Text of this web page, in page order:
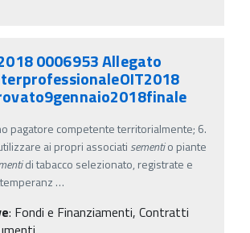
0006953 Allegato
pagatore competente territorialmente; 6.
ai propri associati sementio piante
di tabacco selezionato, registrate e
…
: Fondi e Finanziamenti, Contratti